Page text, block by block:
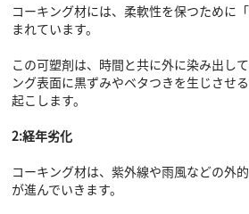
コーキング材には、柔軟性を保つために
まれています。
この可塑剤は、時間と共に外に染み出し
ング表面に黒ずみやベタつきを生じさせ
起こします。
2:経年劣化
コーキング材は、紫外線や雨風などの外
が進んでいきます。